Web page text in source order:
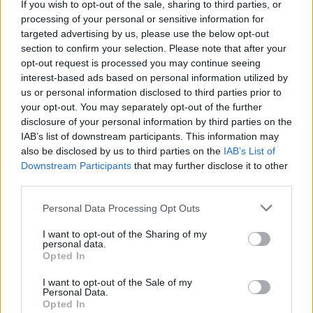
If you wish to opt-out of the sale, sharing to third parties, or
processing of your personal or sensitive information for
targeted advertising by us, please use the below opt-out
section to confirm your selection. Please note that after your
opt-out request is processed you may continue seeing
interest-based ads based on personal information utilized by
us or personal information disclosed to third parties prior to
your opt-out. You may separately opt-out of the further
disclosure of your personal information by third parties on the
IAB’s list of downstream participants. This information may
also be disclosed by us to third parties on the IAB’s List of
Downstream Participants that may further disclose it to other
Personal Data Processing Opt Outs
I want to opt-out of the Sharing of my
personal data.
Opted In
I want to opt-out of the Sale of my
Personal Data.
Opted In
Pas dy vitesh në kërkim për
dosjen e inceneratorit të
Tiranës, arrestohet Renardo
Nallbani në Palasë